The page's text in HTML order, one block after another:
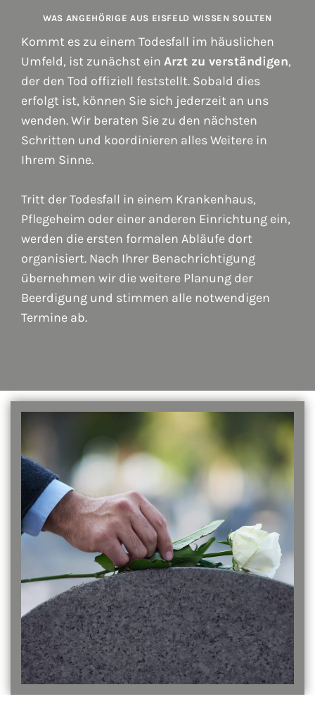
WAS ANGEHÖRIGE AUS EISFELD WISSEN SOLLTEN
Kommt es zu einem Todesfall im häuslichen
Umfeld, ist zunächst ein Arzt zu verständigen,
der den Tod offiziell feststellt. Sobald dies
erfolgt ist, können Sie sich jederzeit an uns
wenden. Wir beraten Sie zu den nächsten
Schritten und koordinieren alles Weitere in
Ihrem Sinne.
Tritt der Todesfall in einem Krankenhaus,
Pflegeheim oder einer anderen Einrichtung ein,
werden die ersten formalen Abläufe dort
organisiert. Nach Ihrer Benachrichtigung
übernehmen wir die weitere Planung der
Beerdigung und stimmen alle notwendigen
Termine ab.